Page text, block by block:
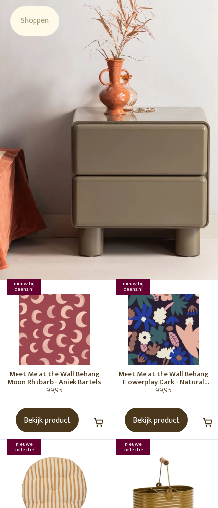
Shoppen
nieuw bij
deens.nl
Meet Me at the Wall Behang
Moon Rhubarb - Aniek Bartels
99,95
Bekijk product
nieuw bij
deens.nl
Meet Me at the Wall Behang
Flowerplay Dark - Natural
Noord
99,95
Bekijk product
nieuwe
collectie
nieuwe
collectie